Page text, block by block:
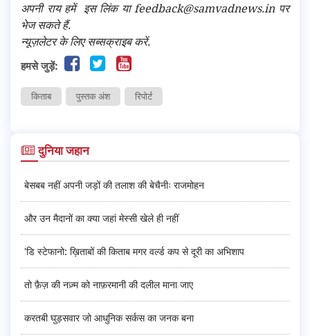
अपनी राय हमें इस लिंक या feedback@samvadnews.in पर
भेज सकते हैं.
न्यूज़लेटर के लिए सब्सक्राइब करें.
हमसे जुड़ें:
किताब पुस्तक अंश रिपोर्ट
दुनिया जहान
बेसबब नहीं अपनी जड़ों की तलाश की बेचैनीः राजमोहन
और उन मैदानों का क्या जहां मेस्सी खेले ही नहीं
'डि स्टेफानो: ख़िताबों की किताब मगर वर्ल्ड कप से दूरी का अभिशाप
तो फ़ैज़ की नज़्म को नाफ़रमानी की दलील माना जाए
करतबी घुड़सवार जो आधुनिक सर्कस का जनक बना